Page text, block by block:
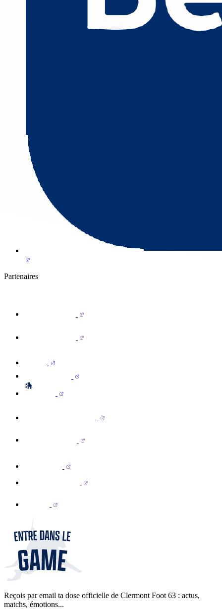
Partenaires
Reçois par email ta dose officielle de Clermont Foot 63 : actus,
matchs, émotions...